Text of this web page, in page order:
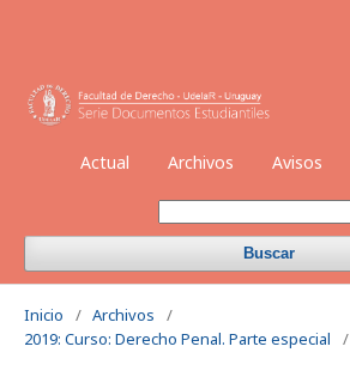
Actual Archivos Avisos
Buscar
Inicio / Archivos
/
2019: Curso: Derecho Penal. Parte especial
/